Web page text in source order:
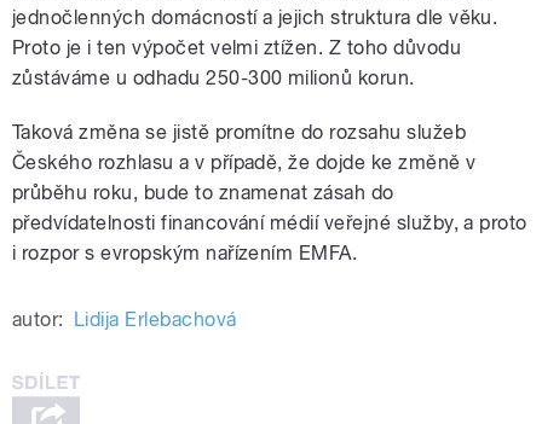
jednočlenných domácností a jejich struktura dle věku.
Proto je i ten výpočet velmi ztížen. Z toho důvodu
zůstáváme u odhadu 250-300 milionů korun.
Taková změna se jistě promítne do rozsahu služeb
Českého rozhlasu a v případě, že dojde ke změně v
průběhu roku, bude to znamenat zásah do
předvídatelnosti financování médií veřejné služby, a proto
i rozpor s evropským nařízením EMFA.
autor: Lidija Erlebachová